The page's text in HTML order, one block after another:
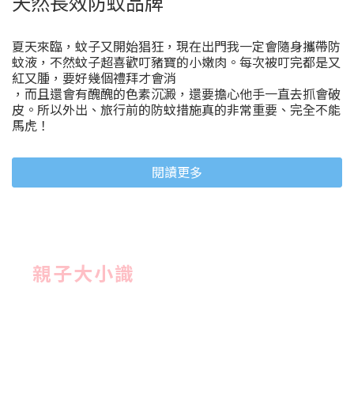
夏天來臨，蚊子又開始猖狂，現在出門我一定會隨身攜帶防
蚊液，不然蚊子超喜歡叮豬寶的小嫩肉。每次被叮完都是又
紅又腫，要好幾個禮拜才會消
，而且還會有醜醜的色素沉澱，還要擔心他手一直去抓會破
皮。所以外出、旅行前的防蚊措施真的非常重要、完全不能
馬虎！
閱讀更多
親子大小識